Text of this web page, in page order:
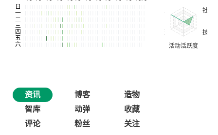
资讯 博客
造物
智库
动弹
收藏
评论
粉丝 关注